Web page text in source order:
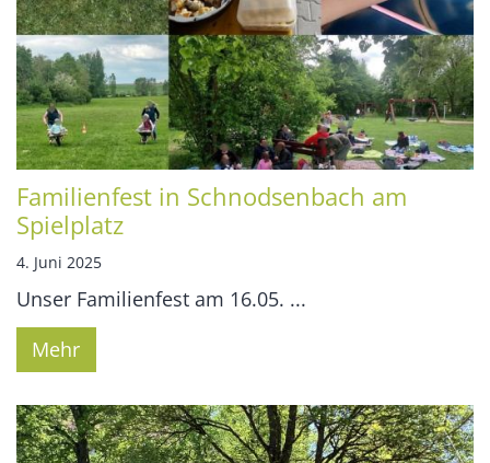
Familienfest in Schnodsenbach am
Spielplatz
4. Juni 2025
Unser Familienfest am 16.05. ...
Mehr